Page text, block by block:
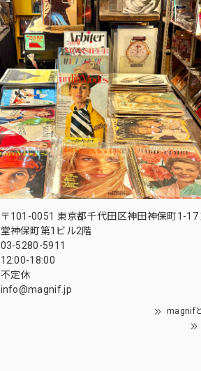
〒101-0051 東京都千代田区神田神保町1-17
堂神保町第1ビル2階
03-5280-5911
12:00-18:00
不定休
info@magnif.jp
magnif